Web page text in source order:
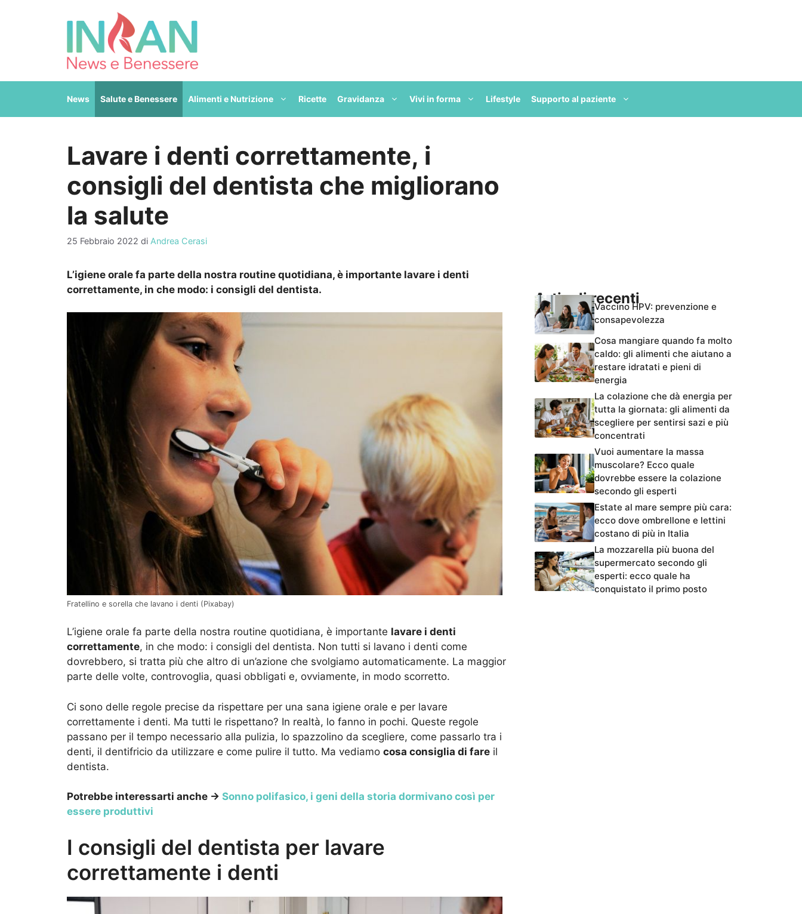
News Salute e Benessere Alimenti e Nutrizione Ricette Gravidanza Vivi in forma Lifestyle Supporto al paziente
Lavare i denti correttamente, i
consigli del dentista che migliorano
la salute
25 Febbraio 2022 di Andrea Cerasi
L’igiene orale fa parte della nostra routine quotidiana, è importante lavare i denti
correttamente, in che modo: i consigli del dentista.
Fratellino e sorella che lavano i denti (Pixabay)
L’igiene orale fa parte della nostra routine quotidiana, è importante lavare i denti
correttamente, in che modo: i consigli del dentista. Non tutti si lavano i denti come
dovrebbero, si tratta più che altro di un’azione che svolgiamo automaticamente. La maggior
parte delle volte, controvoglia, quasi obbligati e, ovviamente, in modo scorretto.
Ci sono delle regole precise da rispettare per una sana igiene orale e per lavare
correttamente i denti. Ma tutti le rispettano? In realtà, lo fanno in pochi. Queste regole
passano per il tempo necessario alla pulizia, lo spazzolino da scegliere, come passarlo tra i
denti, il dentifricio da utilizzare e come pulire il tutto. Ma vediamo cosa consiglia di fare il
dentista.
Potrebbe interessarti anche → Sonno polifasico, i geni della storia dormivano così per
essere produttivi
I consigli del dentista per lavare
correttamente i denti
Articoli recentiVaccino HPV: prevenzione e
consapevolezza
Cosa mangiare quando fa molto
caldo: gli alimenti che aiutano a
restare idratati e pieni di
energia
La colazione che dà energia per
tutta la giornata: gli alimenti da
scegliere per sentirsi sazi e più
concentrati
Vuoi aumentare la massa
muscolare? Ecco quale
dovrebbe essere la colazione
secondo gli esperti
Estate al mare sempre più cara:
ecco dove ombrellone e lettini
costano di più in Italia
La mozzarella più buona del
supermercato secondo gli
esperti: ecco quale ha
conquistato il primo posto